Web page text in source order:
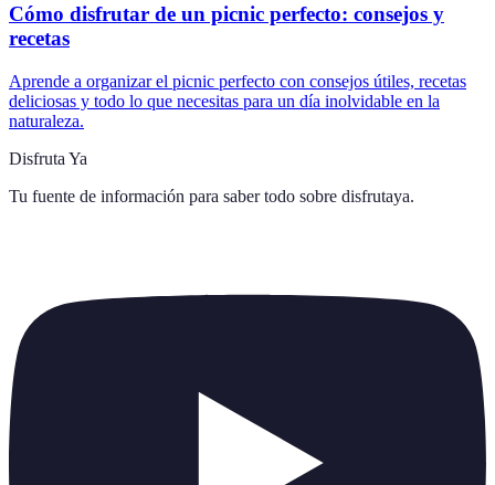
Cómo disfrutar de un picnic perfecto: consejos y
recetas
Aprende a organizar el picnic perfecto con consejos útiles, recetas
deliciosas y todo lo que necesitas para un día inolvidable en la
naturaleza.
Disfruta Ya
Tu fuente de información para saber todo sobre disfrutaya.